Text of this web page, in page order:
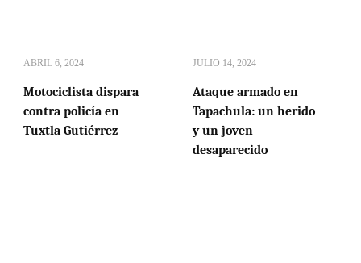
ABRIL 6, 2024
Motociclista dispara
contra policía en
Tuxtla Gutiérrez
JULIO 14, 2024
Ataque armado en
Tapachula: un herido
y un joven
desaparecido